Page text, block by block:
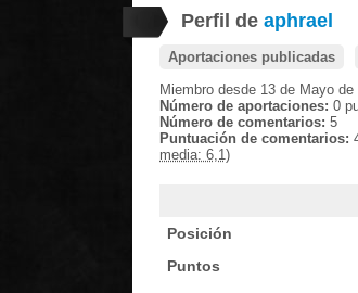
Perfil de aphrael
Aportaciones publicadas
Miembro desde 13 de Mayo de
Número de aportaciones: 0
Número de comentarios: 5
Puntuación de comentarios:
media: 6,1)
Posición
Puntos